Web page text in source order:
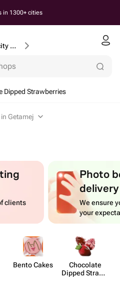
in 1300+ cities
House number, street, city or postcode
Dipped Strawberries
Getamej
clients
Photo
delivery
We ensure
your
Bento Cakes
Chocolate
Dipped Strawb​